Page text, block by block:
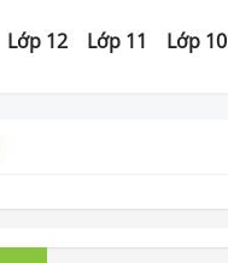
Lớp 12 Lớp 11 Lớp 10